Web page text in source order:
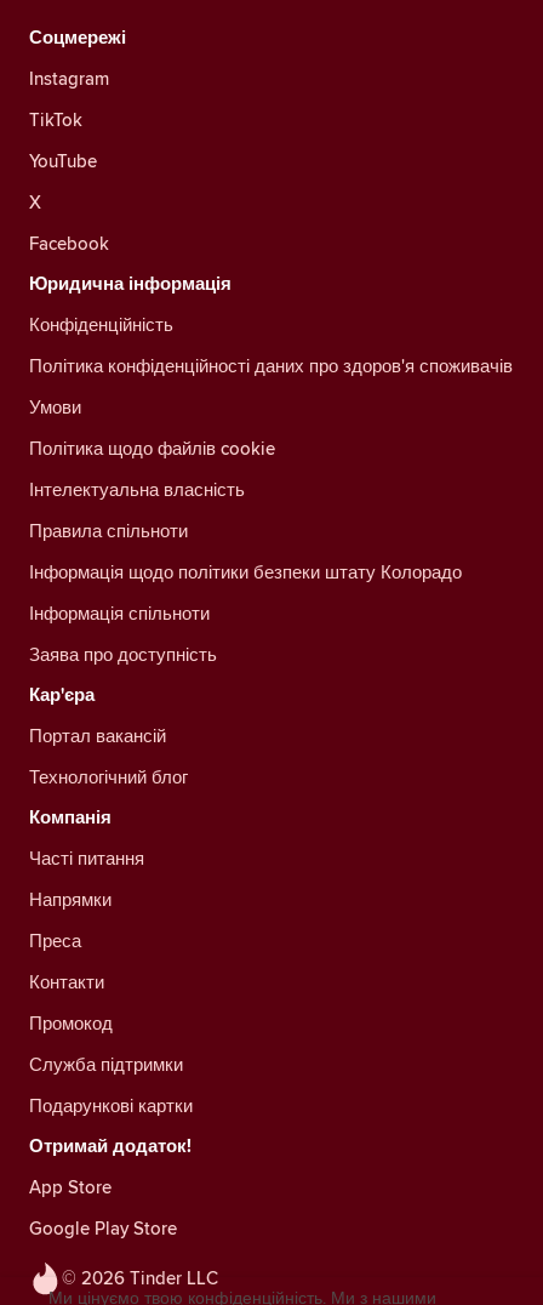
© 2026 Tinder LLC
Соцмережі
Instagram
TikTok
YouTube
X
Facebook
Юридична інформація
Конфіденційність
Політика конфіденційності даних про здоров'я споживачів
Умови
Політика щодо файлів cookie
Інтелектуальна власність
Правила спільноти
Інформація щодо політики безпеки штату Колорадо
Інформація спільноти
Заява про доступність
Кар'єра
Портал вакансій
Технологічний блог
Компанія
Часті питання
Напрямки
Преса
Контакти
Промокод
Служба підтримки
Подарункові картки
Отримай додаток!
App Store
Google Play Store
Ми цінуємо твою конфіденційність. Ми з нашими